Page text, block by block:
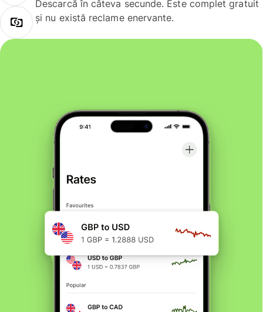
Descarcă în câteva secunde. Este complet gratuit
și nu există reclame enervante.